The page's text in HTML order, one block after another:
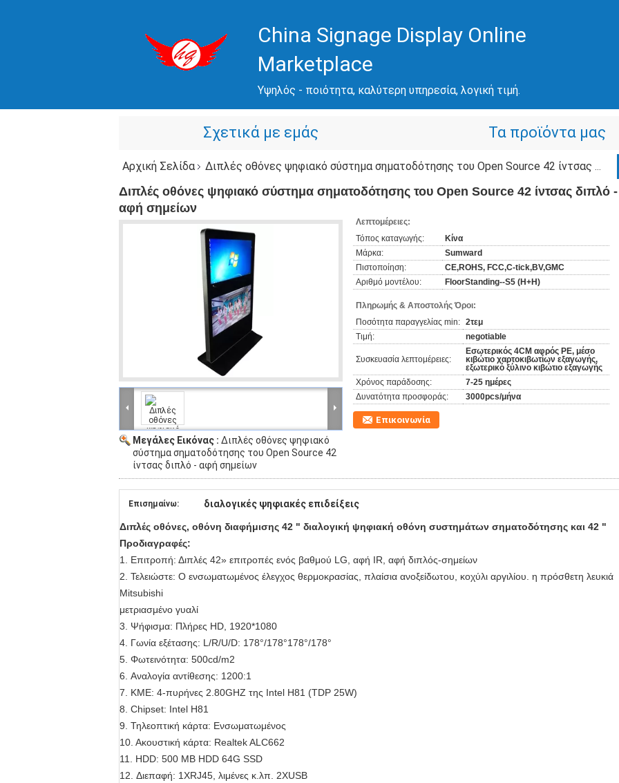
China Signage Display Online
Marketplace
Υψηλός - ποιότητα, καλύτερη υπηρεσία, λογική τιμή.
Σχετικά με εμάς Τα προϊόντα μας
Αρχική Σελίδα Διπλές οθόνες ψηφιακό σύστημα σηματοδότησης του Open Source 42 ίντσας διπλό - αφή σημείων
Διπλές οθόνες ψηφιακό σύστημα σηματοδότησης του Open Source 42 ίντσας διπλό -
αφή σημείων
Μεγάλες Εικόνας : Διπλές οθόνες ψηφιακό
σύστημα σηματοδότησης του Open Source 42
ίντσας διπλό - αφή σημείων
Λεπτομέρειες:
Τόπος καταγωγής:
Κίνα
Μάρκα:
Sumward
Πιστοποίηση:
CE,ROHS, FCC,C-tick,BV,GMC
Αριθμό μοντέλου:
FloorStanding--S5 (H+H)
Πληρωμής & Αποστολής Όροι:
Ποσότητα παραγγελίας min: 2τεμ
Τιμή:
negotiable
Συσκευασία λεπτομέρειες:
Εσωτερικός 4CM αφρός PE, μέσο
κιβώτιο χαρτοκιβωτίων εξαγωγής,
εξωτερικό ξύλινο κιβώτιο εξαγωγής
Χρόνος παράδοσης:
7-25 ημέρες
Δυνατότητα προσφοράς:
3000pcs/μήνα
Επικοινωνία
Επισημαίνω: διαλογικές ψηφιακές επιδείξεις
Διπλές οθόνες, οθόνη διαφήμισης 42 " διαλογική ψηφιακή οθόνη συστημάτων σηματοδότησης και 42 "
Προδιαγραφές:
1. Επιτροπή: Διπλές 42» επιτροπές ενός βαθμού LG, αφή IR, αφή διπλός-σημείων
2. Τελειώστε: Ο ενσωματωμένος έλεγχος θερμοκρασίας, πλαίσια ανοξείδωτου, κοχύλι αργιλίου. η πρόσθετη λευκιά
Mitsubishi
μετριασμένο γυαλί
3. Ψήφισμα: Πλήρες HD, 1920*1080
4. Γωνία εξέτασης: L/R/U/D: 178°/178°178°/178°
5. Φωτεινότητα: 500cd/m2
6. Αναλογία αντίθεσης: 1200:1
7. ΚΜΕ: 4-πυρήνες 2.80GHZ της Intel H81 (TDP 25W)
8. Chipset: Intel H81
9. Τηλεοπτική κάρτα: Ενσωματωμένος
10. Ακουστική κάρτα: Realtek ALC662
11. HDD: 500 ΜΒ HDD 64G SSD
12. Διεπαφή: 1XRJ45, λιμένες κ.λπ. 2XUSB